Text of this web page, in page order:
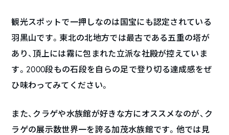
観光スポットで一押しなのは国宝にも認定されている
羽黒山です。東北の北地方では最古である五重の塔が
あり、頂上には霧に包まれた立派な社殿が控えていま
す。2000段もの石段を自らの足で登り切る達成感をぜ
ひ味わってみてください。
また、クラゲや水族館が好きな方にオススメなのが、ク
ラゲの展示数世界一を誇る加茂水族館です。他では見